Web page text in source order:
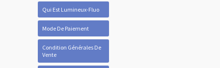
Qui Est Lumineux-Fluo
Mode De Paiement
Condition Générales De
Vente